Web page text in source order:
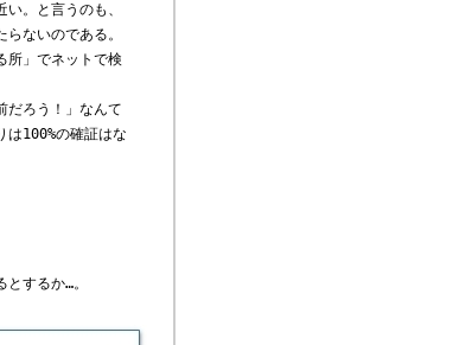
。と言うのも、
ないのである。
所」でネットで検
だろう！」なんて
100%の確証はな
するか…。